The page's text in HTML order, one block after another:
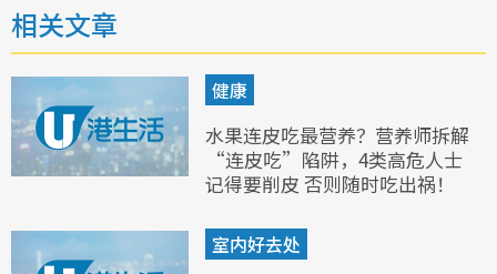
相关文章
健康
水果连皮吃最营养？营养师拆解
“连皮吃”陷阱，4类高危人士
记得要削皮 否则随时吃出祸！
室内好去处